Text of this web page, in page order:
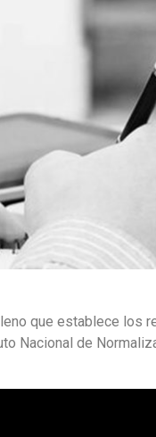
que establece
Nacional de